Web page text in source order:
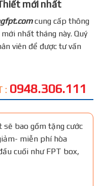
mới nhất
cung cấp thông
mới nhất tháng này. Quý
viên để được tư vấn
: 0948.306.111
bao gồm tặng cước
miễn phí hòa
cuối như FPT box,